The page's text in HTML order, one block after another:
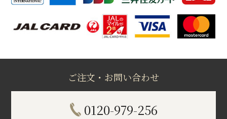
ご注文・お問い合わせ
0120-979-256